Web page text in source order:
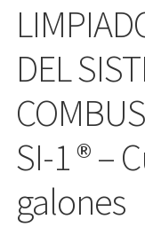
DEL
SI-1 ® –
galones